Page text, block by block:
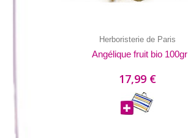
Herboristerie de Paris
Angélique fruit bio 100gr
17,99 €